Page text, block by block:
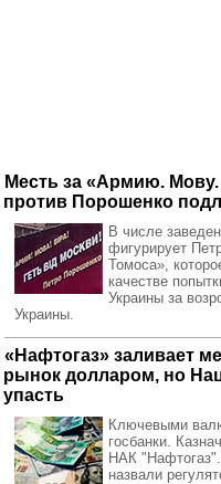
Месть за «Армию.
против Порошенко
В числе
фигурирует
Томоса»,
качестве
Украины за
Украины.
«Нафтогаз» заливает
рынок долларом, но
упасть
Ключевыми
госбанки.
НАК
назвали